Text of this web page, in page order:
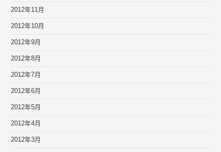
2012年11月
2012年10月
2012年9月
2012年8月
2012年7月
2012年6月
2012年5月
2012年4月
2012年3月